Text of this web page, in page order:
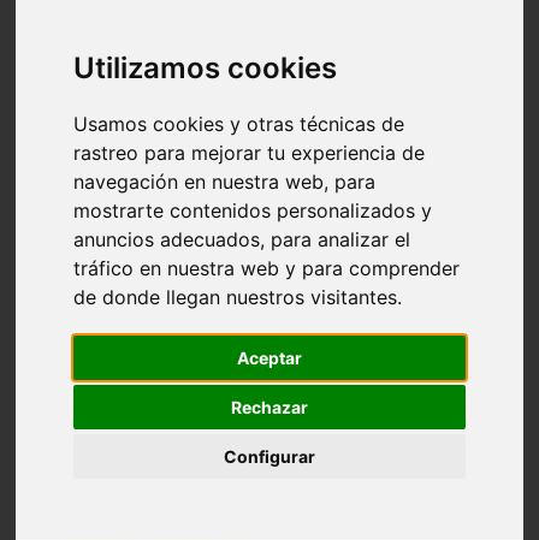
Utilizamos cookies
Usamos cookies y otras técnicas de
rastreo para mejorar tu experiencia de
navegación en nuestra web, para
mostrarte contenidos personalizados y
anuncios adecuados, para analizar el
tráfico en nuestra web y para comprender
de donde llegan nuestros visitantes.
Aceptar
Rechazar
Configurar
Málaga - nerja
Girona - blanes
Málaga - marbella
Asturias - gijón
Girona - figueres
Alicante - santa-pola
Almería - roquetas-de-mar
Girona - tossa-de-mar
Barcelona - sant-cugat-del-vallès
Alicante - l39alfàs-del-pi
Barcelona - vilanova-i-la-geltrú
Castellón - peñíscola
Illes-balears - sant-josep-de-sa-talaia